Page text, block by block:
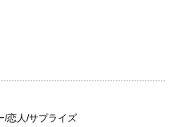
/恋人/サプライズ